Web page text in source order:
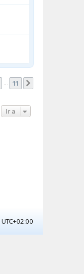
… 11
Ir a
UTC+02:00